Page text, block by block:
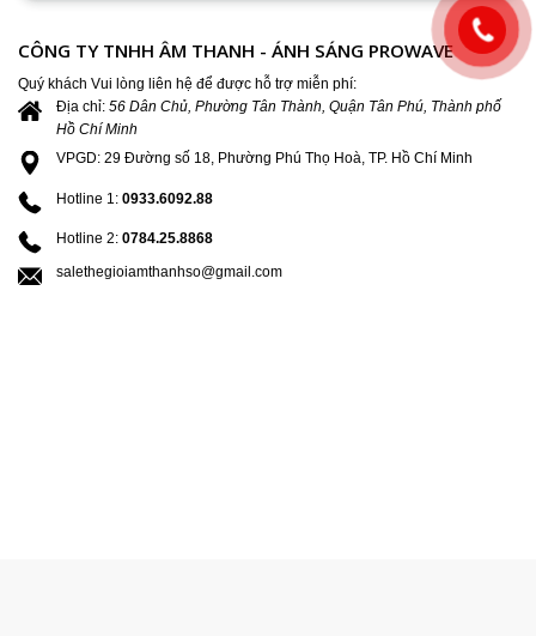
CÔNG TY TNHH ÂM THANH - ÁNH SÁNG PROWAVE
Quý khách Vui lòng liên hệ để được hỗ trợ miễn phí:
Địa chỉ: 56 Dân Chủ, Phường Tân Thành, Quận Tân Phú, Thành phố
Hồ Chí Minh
VPGD: 29 Đường số 18, Phường Phú Thọ Hoà, TP. Hồ Chí Minh
Hotline 1: 0933.6092.88
Hotline 2: 0784.25.8868
salethegioiamthanhso@gmail.com